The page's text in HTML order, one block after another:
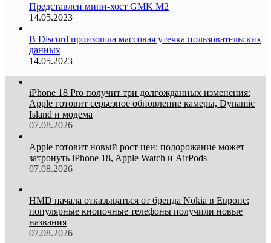
Представлен мини-хост GMK M2
14.05.2023
В Discord произошла массовая утечка пользовательских
данных
14.05.2023
iPhone 18 Pro получит три долгожданных изменения:
Apple готовит серьезное обновление камеры, Dynamic
Island и модема
07.08.2026
Apple готовит новый рост цен: подорожание может
затронуть iPhone 18, Apple Watch и AirPods
07.08.2026
HMD начала отказываться от бренда Nokia в Европе:
популярные кнопочные телефоны получили новые
названия
07.08.2026